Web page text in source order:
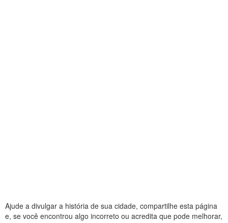
Ajude a divulgar a história de sua cidade, compartilhe esta página
e, se você encontrou algo incorreto ou acredita que pode melhorar,